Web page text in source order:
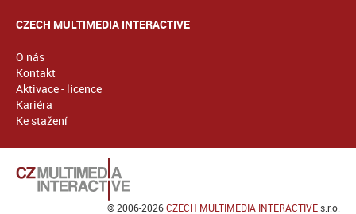
CZECH MULTIMEDIA INTERACTIVE
O nás
Kontakt
Aktivace - licence
Kariéra
Ke stažení
© 2006-2026CZECH MULTIMEDIA INTERACTIVEs.r.o.